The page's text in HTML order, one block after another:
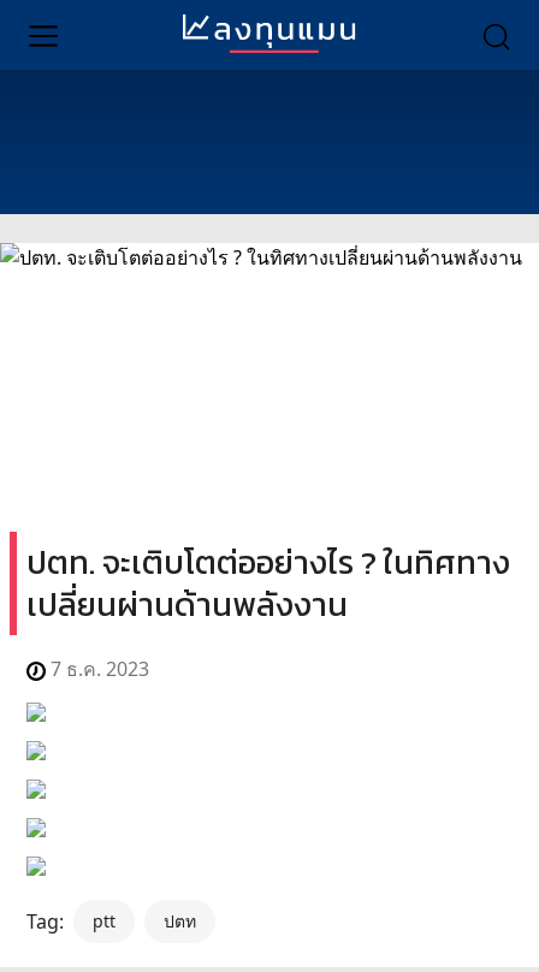
ปตท. จะเติบโตต่ออย่างไร ? ในทิศทาง
เปลี่ยนผ่านด้านพลังงาน
7 ธ.ค. 2023
Tag: ptt ปตท